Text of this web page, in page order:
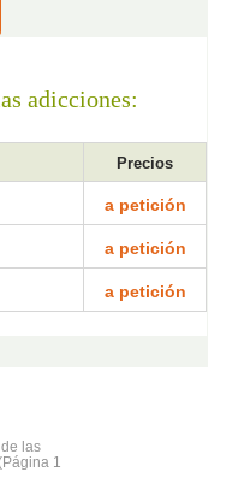
adicciones:
Precios
a petición
a petición
a petición
las
1